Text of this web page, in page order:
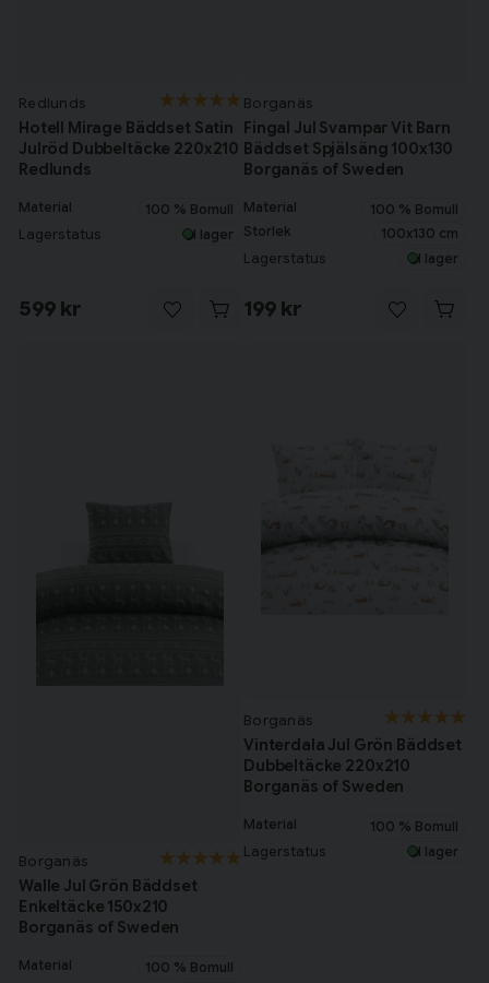
Redlunds
Hotell Mirage Bäddset Satin
Julröd Dubbeltäcke 220x210
Redlunds
Material 100 % Bomull
Lagerstatus I lager
599 kr
Borganäs
Fingal Jul Svampar Vit Barn
Bäddset Spjälsäng 100x130
Borganäs of Sweden
Material
100 % Bomull
Storlek
100x130 cm
Lagerstatus I lager
199 kr
Borganäs
Walle Jul Grön Bäddset
Enkeltäcke 150x210
Borganäs of Sweden
Material 100 % Bomull
Borganäs
Vinterdala Jul Grön Bäddset
Dubbeltäcke 220x210
Borganäs of Sweden
Material 100 % Bomull
Lagerstatus I lager